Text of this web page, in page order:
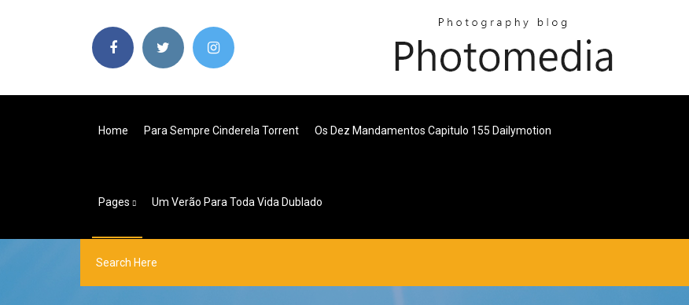
Home Para Sempre Cinderela Torrent Os Dez Mandamentos Capitulo 155 Dailymotion
Pages Um Verão Para Toda Vida Dublado